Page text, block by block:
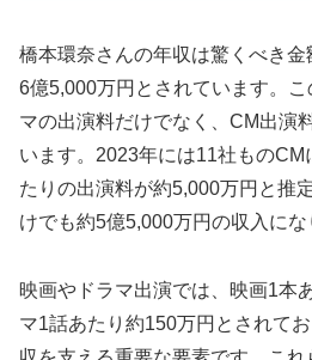
橋本環奈さんの年収は驚くべき
6億5,000万円とされています。
マの出演料だけでなく、CM出演
います。2023年には11社もの
たりの出演料が約5,000万円と推
けでも約5億5,000万円の収入にな
映画やドラマ出演では、映画1本
マ1話あたり約150万円とされて